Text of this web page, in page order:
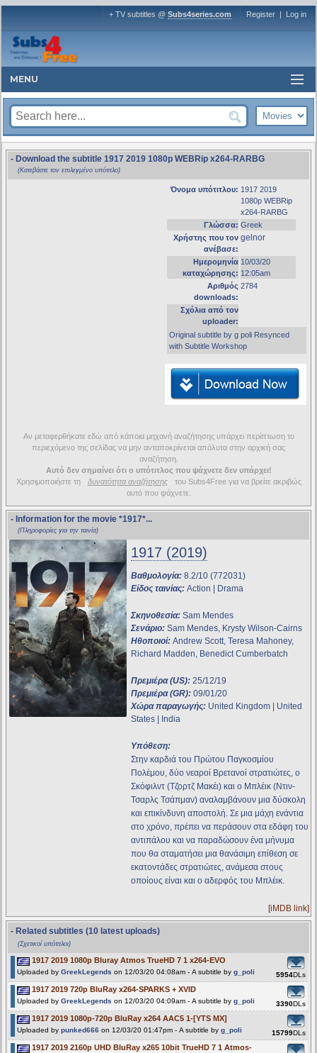
+ TV subtitles @ Subs4series.com Register | Log in
MENU
- Download the subtitle 1917 2019 1080p WEBRip x264-RARBG
(Κατεβάστε τον επιλεγμένο υπότιτλο)
Όνομα υπότιτλου: 1917 2019
1080p WEBRip
x264-RARBG
Γλώσσα: Greek
Χρήστης που τον
ανέβασε:
gelnor
Ημερομηνία
καταχώρησης:
10/03/20
12:05am
Αριθμός
downloads:
2784
Σχόλια από τον
uploader:
Original subtitle by g poli Resynced
with Subtitle Workshop
Αν μεταφερθήκατε εδώ από κάποια μηχανή αναζήτησης υπάρχει περίπτωση το
περιεχόμενο της σελίδας να μην ανταποκρίνεται απόλυτα στην αρχική σας
αναζήτηση.
Αυτό δεν σημαίνει ότι ο υπότιτλος που ψάχνετε δεν υπάρχει!
Χρησιμοποιήστε τη
δυνατότητα αναζήτησης
του Subs4Free για να βρείτε ακριβώς
αυτό που ψάχνετε.
- Information for the movie *1917*...
(Πληροφορίες για την ταινία)
1917 (2019)
Βαθμολογία: 8.2/10 (772031)
Είδος ταινίας: Action | Drama
Σκηνοθεσία: Sam Mendes
Σενάριο: Sam Mendes, Krysty Wilson-Cairns
Ηθοποιοί: Andrew Scott, Teresa Mahoney,
Richard Madden, Benedict Cumberbatch
Πρεμιέρα (US): 25/12/19
Πρεμιέρα (GR): 09/01/20
Χώρα παραγωγής: United Kingdom | United
States | India
Υπόθεση:
Στην καρδιά του Πρώτου Παγκοσμίου
Πολέμου, δύο νεαροί Βρετανοί στρατιώτες, ο
Σκόφιλντ (Τζορτζ Μακέι) και ο Μπλέικ (Ντιν-
Τσαρλς Τσάπμαν) αναλαμβάνουν μια δύσκολη
και επικίνδυνη αποστολή. Σε μια μάχη ενάντια
στο χρόνο, πρέπει να περάσουν στα εδάφη του
αντιπάλου και να παραδώσουν ένα μήνυμα
που θα σταματήσει μια θανάσιμη επίθεση σε
εκατοντάδες στρατιώτες, ανάμεσα στους
οποίους είναι και ο αδερφός του Μπλέικ.
[iMDB link]
- Related subtitles (10 latest uploads)
(Σχετικοί υπότιτλοι)
1917 2019 1080p Bluray Atmos TrueHD 7 1 x264-EVO
Uploaded by GreekLegends on 12/03/20 04:08am - A subtitle by g_poli 5954DLs
1917 2019 720p BluRay x264-SPARKS + XVID
Uploaded by GreekLegends on 12/03/20 04:09am - A subtitle by g_poli 3390DLs
1917 2019 1080p-720p BluRay x264 AAC5 1-[YTS MX]
Uploaded by punked666 on 12/03/20 01:47pm - A subtitle by g_poli 15799DLs
1917 2019 2160p UHD BluRay x265 10bit TrueHD 7 1 Atmos-